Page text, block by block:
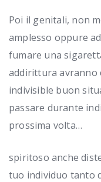
Poi il genitali, non
amplesso oppure
fumare una
addirittura avranno
indivisible buon
passare durante
prossima volta…
spiritoso anche
tuo individuo tanto